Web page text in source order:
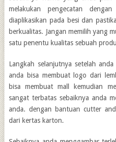
melakukan pengecatan
diaplikasikan pada besi dan
berkualitas. Jangan memilih yang
satu penentu kualitas sebuah
Langkah selanjutnya setelah
anda bisa membuat logo dari
bisa membuat mall kemudian
sangat terbatas sebaiknya anda
anda. dengan bantuan cutter
dari kertas karton.